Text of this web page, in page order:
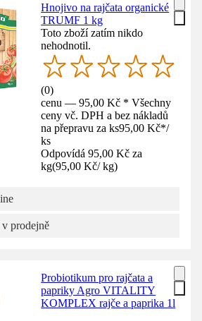
Hnojivo na rajčata organické
TRUMF 1 kg
Toto zboží zatím nikdo
nehodnotil.
(0)
cenu — 95,00 Kč * Všechny
ceny vč. DPH a bez nákladů
na přepravu za ks95,00 Kč*/
ks
Odpovídá 95,00 Kč za
kg(95,00 Kč/ kg)
prodejně
Probiotikum pro rajčata a
papriky Agro VITALITY
KOMPLEX rajče a paprika 1l